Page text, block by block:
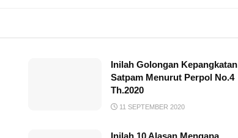
Inilah Golongan Kepangkatan
Satpam Menurut Perpol No.4
Th.2020
11 SEPTEMBER 2020
Inilah 10 Alasan Mengapa